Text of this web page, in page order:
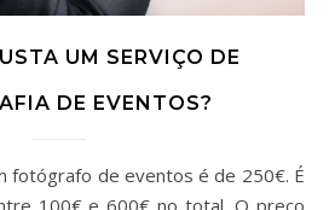
UM SERVIÇO DE
DE EVENTOS?
100€ e 600€ no total. O preço